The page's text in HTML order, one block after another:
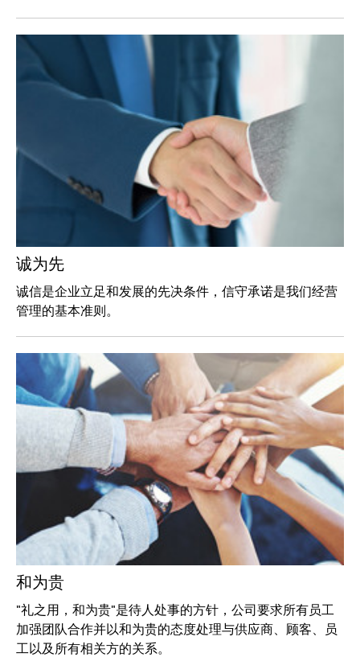
诚为先
诚信是企业立足和发展的先决条件，信守承诺是我们经营
管理的基本准则。
和为贵
"礼之用，和为贵"是待人处事的方针，公司要求所有员工
加强团队合作并以和为贵的态度处理与供应商、顾客、员
工以及所有相关方的关系。